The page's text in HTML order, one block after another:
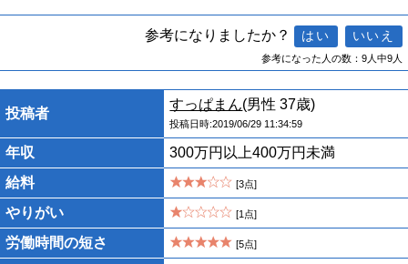
参考になりましたか？
参考になった人の数：9人中9人
投稿者
すっぱまん(男性 37歳)
投稿日時:2019/06/29 11:34:59
年収
300万円以上400万円未満
給料
[3点]
やりがい [1点]
労働時間の短さ [5点]